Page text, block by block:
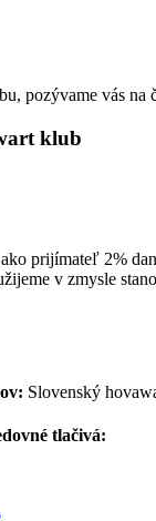
pozývame vás
klub
prijímateľ 2%
v zmysle
Slovenský
tlačivá: